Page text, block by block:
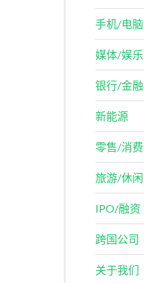
手机/电脑
媒体/娱乐
银行/金融
新能源
零售/消费
旅游/休闲
IPO/融资
跨国公司
关于我们